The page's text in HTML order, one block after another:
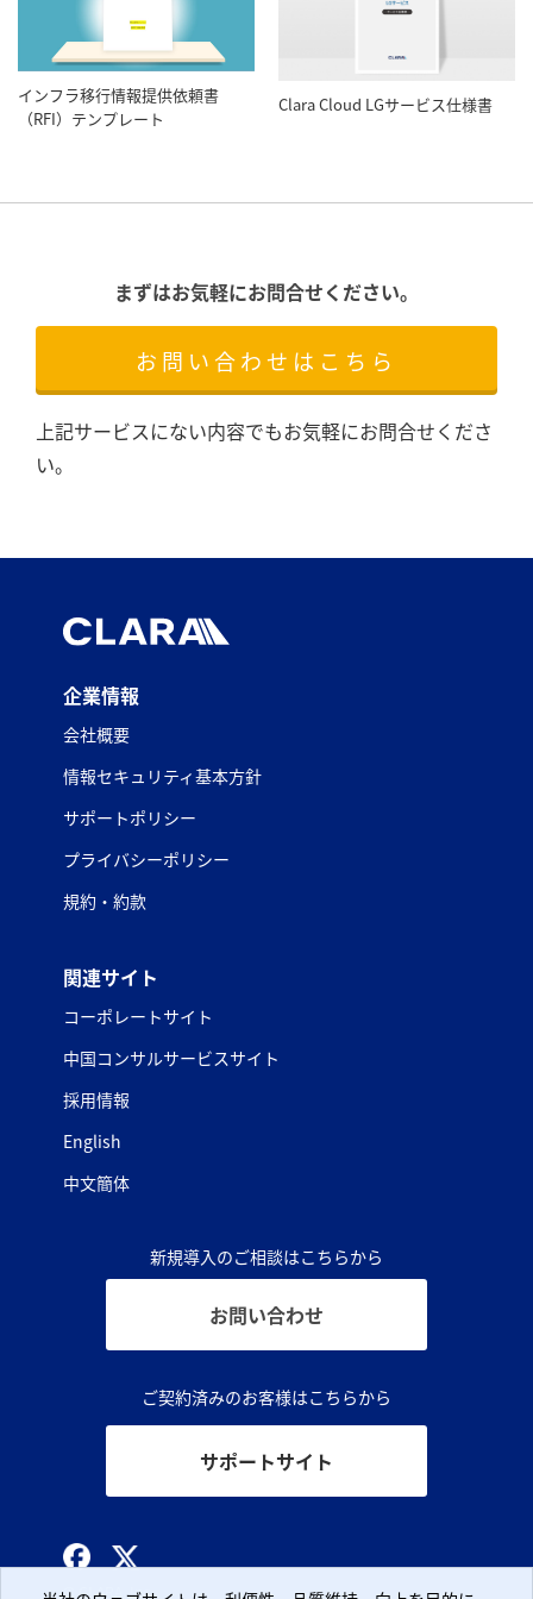
インフラ移行情報提供依頼書
（RFI）テンプレート
Clara Cloud LGサービス仕様書
まずはお気軽にお問合せください。
お問い合わせはこちら
上記サービスにない内容でもお気軽にお問合せくださ
い。
企業情報
会社概要
情報セキュリティ基本方針
サポートポリシー
プライバシーポリシー
規約・約款
関連サイト
コーポレートサイト
中国コンサルサービスサイト
採用情報
English
中文簡体
新規導入のご相談はこちらから
お問い合わせ
ご契約済みのお客様はこちらから
サポートサイト
© CLARA, Inc.